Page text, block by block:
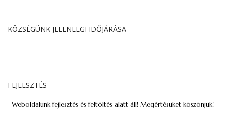
KÖZSÉGÜNK JELENLEGI IDŐJÁRÁSA
FEJLESZTÉS
Weboldalunk fejlesztés és feltöltés alatt áll! Megértésüket köszönjük!